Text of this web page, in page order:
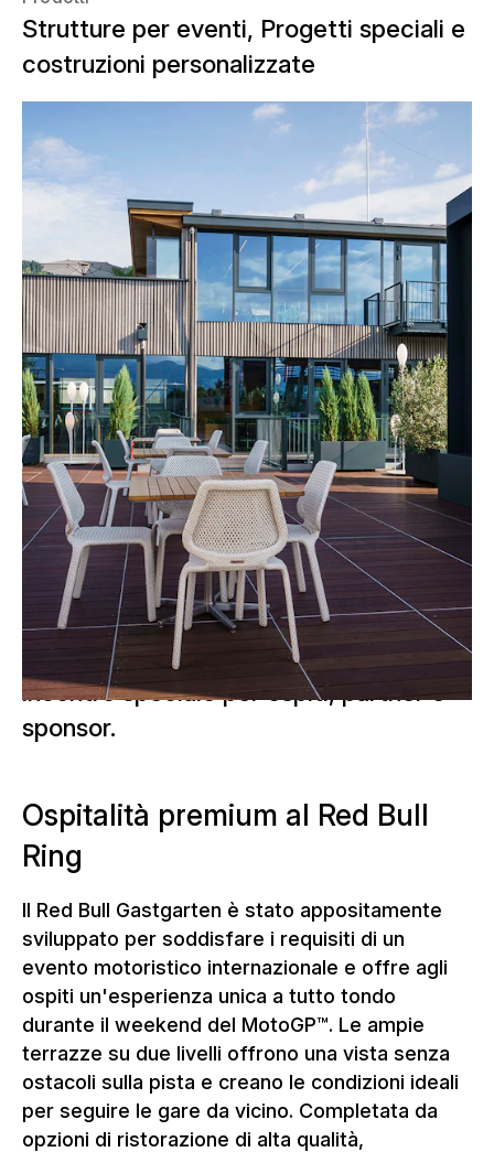
Strutture per eventi, Progetti speciali e
costruzioni personalizzate
Per il weekend della MotoGP™ al Red
Bull Ring di Spielberg, è stato creato il
Red Bull Gastgarten, una soluzione di
ospitalità di alta qualità per gli ospiti
Red Bull invitati. La struttura a due piani
realizzata da NUSSLI amplia la Red Bull
Energy Station esistente con attraenti
terrazze VIP su due livelli e crea un'area
di ospitalità esclusiva per uno degli
eventi motoristici più importanti
d'Europa. La combinazione di
architettura temporanea dell'evento,
arredi di alta qualità e una vista
ottimale sulla pista da corsa rende il
Red Bull Gastgarten un luogo di
incontro speciale per ospiti, partner e
sponsor.
Ospitalità premium al Red Bull
Ring
Il Red Bull Gastgarten è stato appositamente
sviluppato per soddisfare i requisiti di un
evento motoristico internazionale e offre agli
ospiti un'esperienza unica a tutto tondo
durante il weekend del MotoGP™. Le ampie
terrazze su due livelli offrono una vista senza
ostacoli sulla pista e creano le condizioni ideali
per seguire le gare da vicino. Completata da
opzioni di ristorazione di alta qualità,